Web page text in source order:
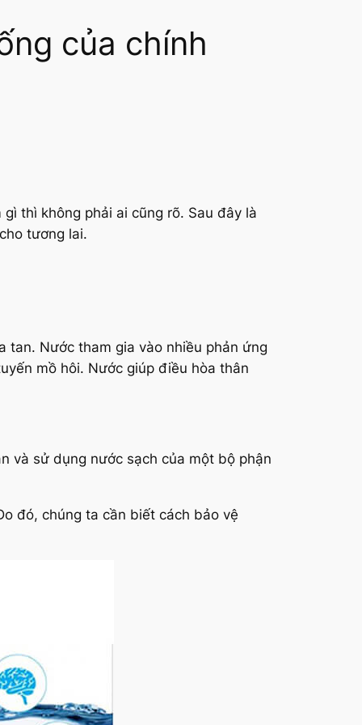
của chính
thì không phải ai cũng rõ. Sau đây là
tương lai.
tan. Nước tham gia vào nhiều phản ứng
mồ hôi. Nước giúp điều hòa thân
và sử dụng nước sạch của một bộ phận
đó, chúng ta cần biết cách bảo vệ